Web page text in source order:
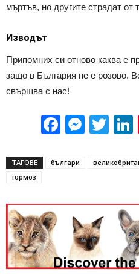
мъртъв, но другите страдат от
Изводът
Припомних си отново каква е
защо в България не е розово.
свършва с нас!
ТАГОВЕ българи
тормоз